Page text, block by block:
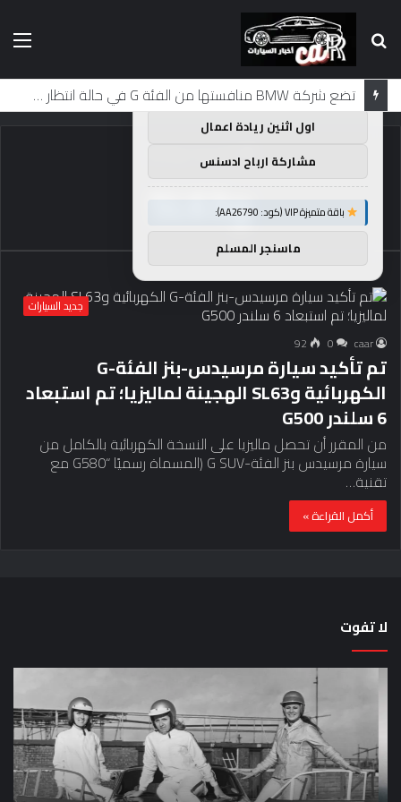
بحث
عن
تضع شركة BMW منافستها من الفئة G في حالة انتظار مع وصول الرياح المعاكسة في الصين إلى موطنها
الرئيسية
وSL63
جديد السيارات
caar
0
92
تم تأكيد سيارة مرسيدس-بنز الفئة-G
الكهربائية وSL63 الهجينة لماليزيا؛ تم استبعاد
6 سلندر G500
من المقرر أن تحصل ماليزيا على النسخة الكهربائية بالكامل من
سيارة مرسيدس بنز الفئة-G SUV (المسماة رسميًا “G580 مع
تقنية…
أكمل القراءة »
لا تفوت
لماذا
من
المشاركة
في
توصيات :
باقة متميزة VIP (كود: AA38045):
اول اثنين ريادة اعمال
مشاركة ارباح ادسنس
باقة متميزة VIP (كود: AA26790):
ماسنجر المسلم